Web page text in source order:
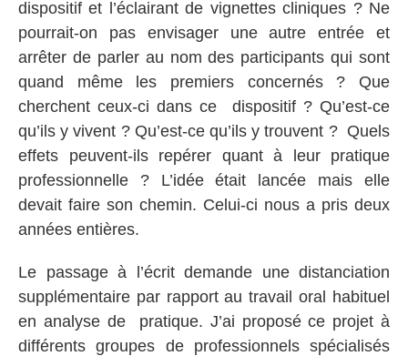
dispositif et l’éclairant de vignettes cliniques ? Ne
pourrait-on pas envisager une autre entrée et
arrêter de parler au nom des participants qui sont
quand même les premiers concernés ? Que
cherchent ceux-ci dans ce dispositif ? Qu’est-ce
qu’ils y vivent ? Qu’est-ce qu’ils y trouvent ? Quels
effets peuvent-ils repérer quant à leur pratique
professionnelle ? L’idée était lancée mais elle
devait faire son chemin. Celui-ci nous a pris deux
années entières.
Le passage à l’écrit demande une distanciation
supplémentaire par rapport au travail oral habituel
en analyse de pratique. J’ai proposé ce projet à
différents groupes de professionnels spécialisés